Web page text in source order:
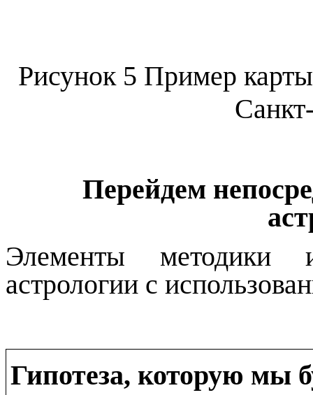
Рисунок 5 Пример
Перейдем
Элементы методики
астрологии с
Гипотеза, которую мы